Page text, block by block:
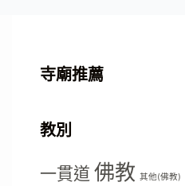
寺廟推薦
教別
一貫道 佛教 其他(佛教)